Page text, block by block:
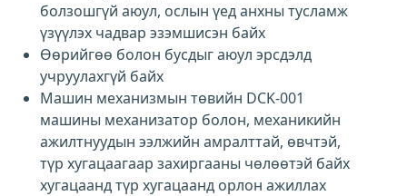
болзошгүй аюул, ослын үед анхны тусламж
үзүүлэх чадвар эзэмшисэн байх
Өөрийгөө болон бусдыг аюул эрсдэлд
учруулахгүй байх
Машин механизмын төвийн DCK-001
машины механизатор болон, механикийн
ажилтнуудын ээлжийн амралттай, өвчтэй,
түр хугацаагаар захиргааны чөлөөтэй байх
хугацаанд түр хугацаанд орлон ажиллах